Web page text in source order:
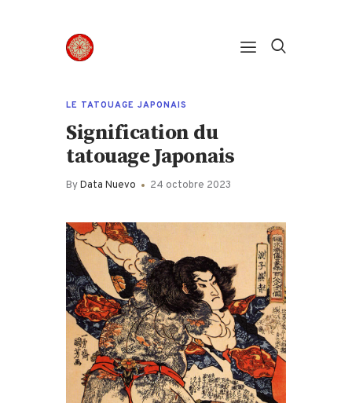
LE TATOUAGE JAPONAIS
Signification du
tatouage Japonais
ByData Nuevo 24 octobre 2023